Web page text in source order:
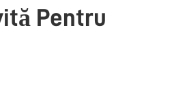
Pentru